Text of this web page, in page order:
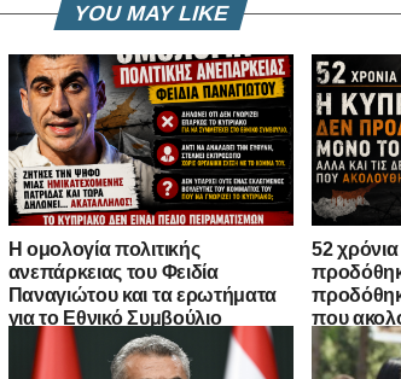
YOU MAY LIKE
Η ομολογία πολιτικής
ανεπάρκειας του Φειδία
Παναγιώτου και τα ερωτήματα
για το Εθνικό Συμβούλιο
52
που